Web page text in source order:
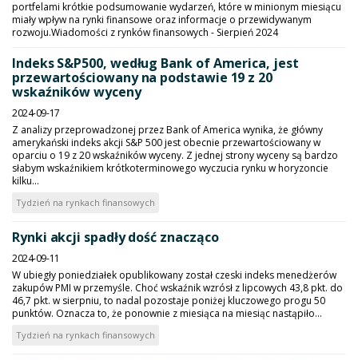
portfelami krótkie podsumowanie wydarzeń, które w minionym miesiącu
miały wpływ na rynki finansowe oraz informacje o przewidywanym
rozwoju.Wiadomości z rynków finansowych - Sierpień 2024
Indeks S&P500, według Bank of America, jest
przewartościowany na podstawie 19 z 20
wskaźników wyceny
2024-09-17
Z analizy przeprowadzonej przez Bank of America wynika, że główny
amerykański indeks akcji S&P 500 jest obecnie przewartościowany w
oparciu o 19 z 20 wskaźników wyceny. Z jednej strony wyceny są bardzo
słabym wskaźnikiem krótkoterminowego wyczucia rynku w horyzoncie
kilku...
Tydzień na rynkach finansowych
Rynki akcji spadły dość znacząco
2024-09-11
W ubiegły poniedziałek opublikowany został czeski indeks menedżerów
zakupów PMI w przemyśle. Choć wskaźnik wzrósł z lipcowych 43,8 pkt. do
46,7 pkt. w sierpniu, to nadal pozostaje poniżej kluczowego progu 50
punktów. Oznacza to, że ponownie z miesiąca na miesiąc nastąpiło...
Tydzień na rynkach finansowych